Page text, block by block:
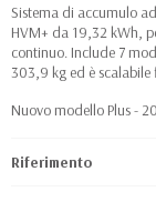
Sistema di accumulo
HVM+ da 19,32 kWh,
continuo. Include 7
303,9 kg ed è
Nuovo modello Plus -
Riferimento